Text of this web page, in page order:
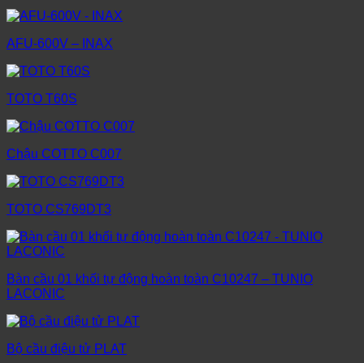
AFU-600V – INAX
TOTO T60S
Chậu COTTO C007
TOTO CS769DT3
Bàn cầu 01 khối tự động hoàn toàn C10247 – TUNIO
LACONIC
Bộ cầu điệu tử PLAT